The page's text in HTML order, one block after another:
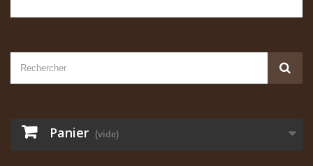
Panier (vide)